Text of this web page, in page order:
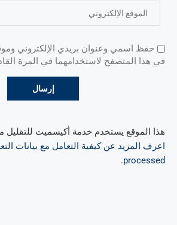
حفظ اسمي وعنوان بريدي الإلكتروني
في هذا المتصفح لاستخدامهما في المرة
هذا الموقع يستخدم خدمة أكيسميت للتقليل
اعرف المزيد عن كيفية التعامل مع بيانات
processed
.